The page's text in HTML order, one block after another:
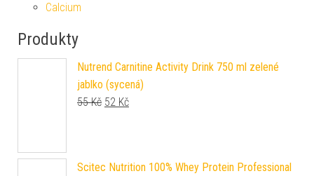
Calcium
Produkty
Nutrend Carnitine Activity Drink 750 ml zelené
jablko (sycená)
55Kč Původní cena byla: 55 Kč.
52 KčAktuální cena je: 52 Kč.
Scitec Nutrition 100% Whey Protein Professional